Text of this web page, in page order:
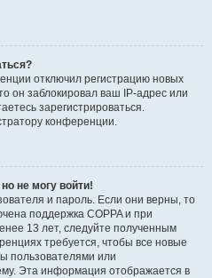
отключил регистрацию новых
он заблокировал ваш IP-адрес или
зарегистрироваться.
конференции.
не могу войти!
и пароль. Если они верны, то
поддержка COPPA и при
13 лет, следуйте полученным
требуется, чтобы все новые
пользователями или
Эта информация отображается в